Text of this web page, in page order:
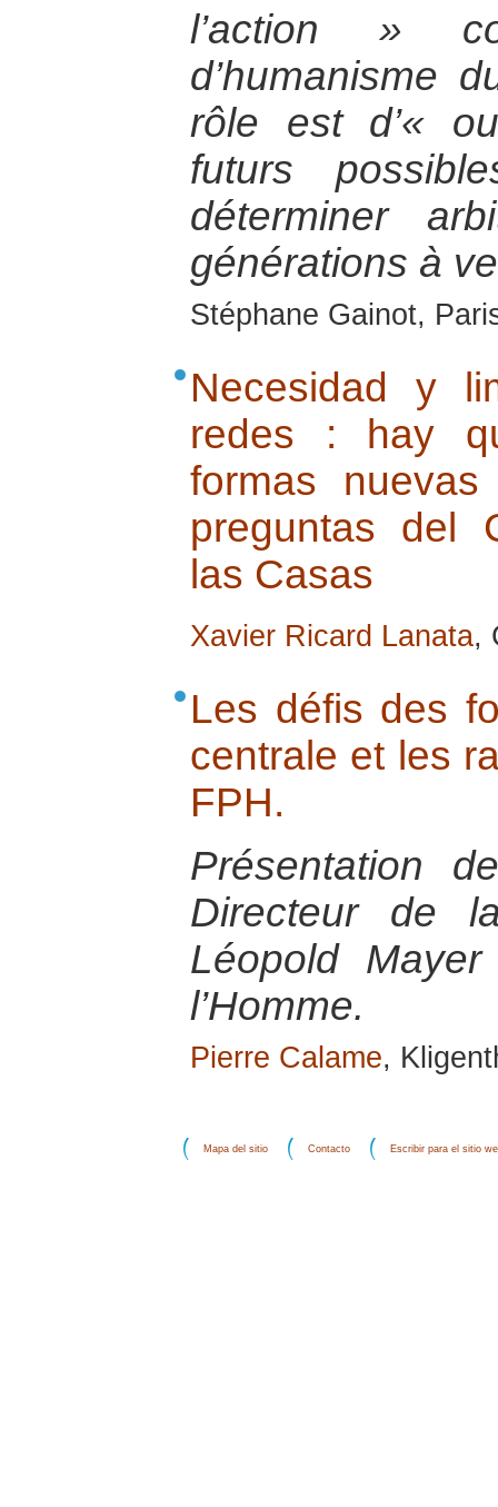
l’action »
d’humanisme
rôle est d’«
futurs
déterminer
générations à
Stéphane Gainot,
Necesidad y
redes : hay
formas
preguntas del
las Casas
Xavier Ricard Lanata,
Les défis des
centrale et les
FPH.
Présentation
Directeur de
Léopold
l’Homme.
Pierre Calame,
Mapa del sitio Contacto Escribir para el sitio